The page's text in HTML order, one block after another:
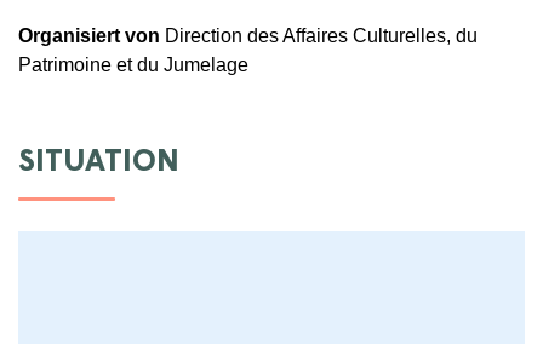
Organisiert von Direction des Affaires Culturelles, du
Patrimoine et du Jumelage
SITUATION